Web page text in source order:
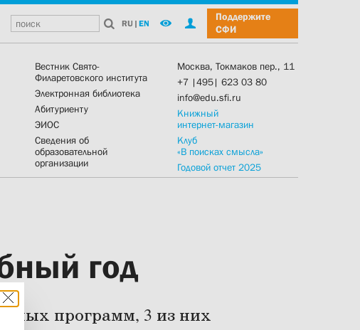
RU | EN
Поддержите
СФИ
Вестник Свято-
Филаретовского института
Электронная библиотека
Абитуриенту
ЭИОС
Сведения об
образовательной
организации
Москва, Токмаков пер., 11
+7 |495| 623 03 80
info@edu.sfi.ru
Книжный
интернет-магазин
Клуб
«В поисках смысла»
Годовой отчет 2025
год
программ, 3 из них